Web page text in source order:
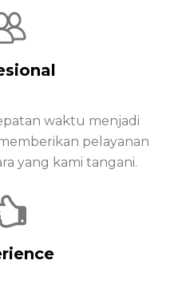
waktu menjadi
pelayanan
yang kami tangani.